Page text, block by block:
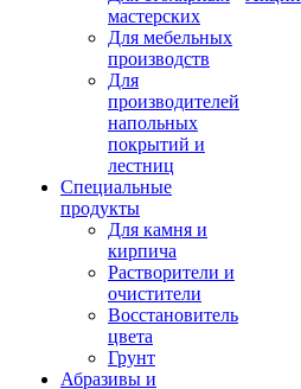
мастерских
Для мебельных
производств
Для
производителей
напольных
покрытий и
лестниц
Специальные
продукты
Для камня и
кирпича
Растворители и
очистители
Восстановитель
цвета
Грунт
Абразивы и